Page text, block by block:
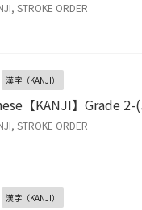
, STROKE ORDER
漢字（KANJI）
【KANJI】Grade
, STROKE ORDER
漢字（KANJI）